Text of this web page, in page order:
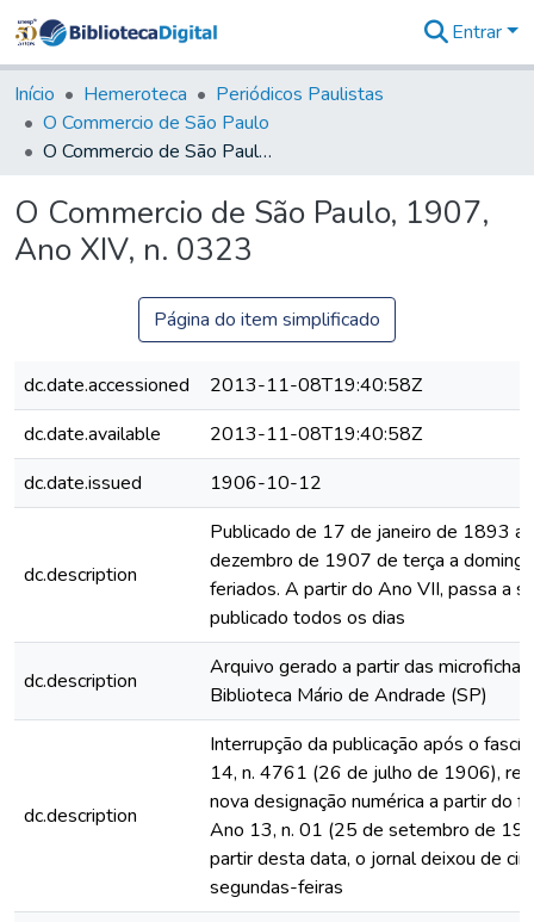
&
Coleções
Tudo na
Biblioteca
Estatísticas
Entrar
Início Hemeroteca
Periódicos Paulistas
O Commercio de São Paulo
O Commercio de São Paulo, 1907, Ano XIV, n. 0323
O Commercio de São Paulo, 1907,
Ano XIV, n. 0323
Página do item simplificado
dc.date.accessioned
2013-11-08T19:40:58Z
dc.date.available
2013-11-08T19:40:58Z
dc.date.issued
1906-10-12
dc.description
Publicado de 17 de janeiro de 1893 a
dezembro de 1907 de terça a
feriados. A partir do Ano VII, passa a
publicado todos os dias
dc.description
Arquivo gerado a partir das
Biblioteca Mário de Andrade (SP)
dc.description
Interrupção da publicação após o
14, n. 4761 (26 de julho de 1906),
nova designação numérica a partir do
Ano 13, n. 01 (25 de setembro de
partir desta data, o jornal deixou de
segundas-feiras